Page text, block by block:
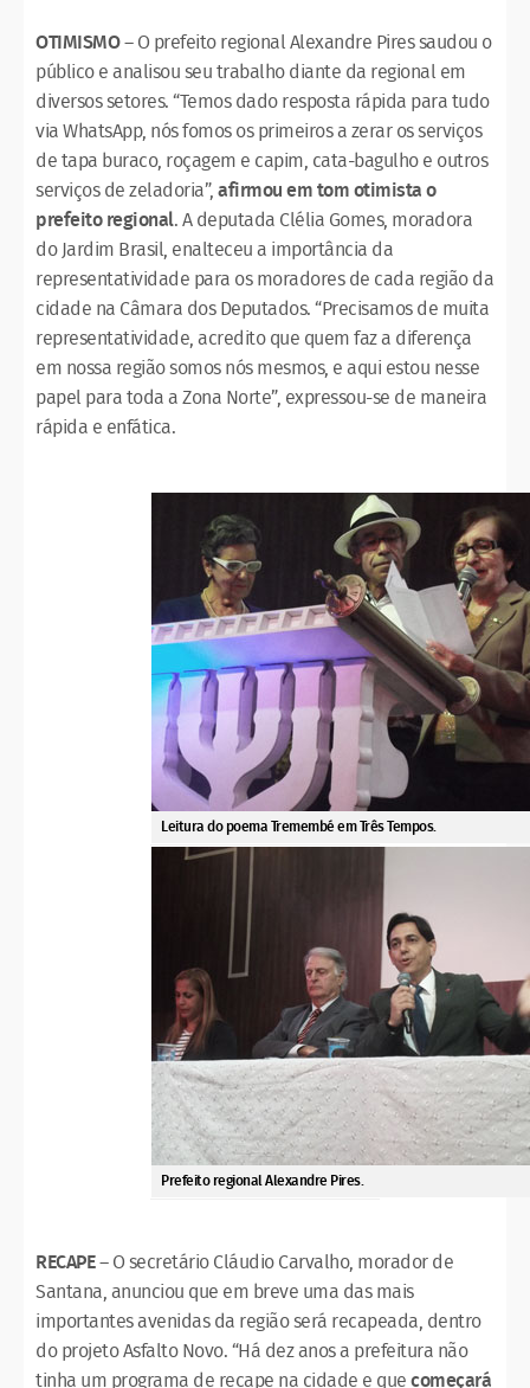
OTIMISMO– O prefeito regional Alexandre Pires saudou o
público e analisou seu trabalho diante da regional em
diversos setores. “Temos dado resposta rápida para tudo
via WhatsApp, nós fomos os primeiros a zerar os serviços
de tapa buraco, roçagem e capim, cata-bagulho e outros
serviços de zeladoria”,afirmou em tom otimista o
prefeito regional. A deputada Clélia Gomes, moradora
do Jardim Brasil, enalteceu a importância da
representatividade para os moradores de cada região da
cidade na Câmara dos Deputados. “Precisamos de muita
representatividade, acredito que quem faz a diferença
em nossa região somos nós mesmos, e aqui estou nesse
papel para toda a Zona Norte”, expressou-se de maneira
rápida e enfática.
Leitura do poema Tremembé em Três Tempos.
Prefeito regional Alexandre Pires.
RECAPE– O secretário Cláudio Carvalho, morador de
Santana, anunciou que em breve uma das mais
importantes avenidas da região será recapeada, dentro
do projeto Asfalto Novo. “Há dez anos a prefeitura não
tinha um programa de recape na cidade e quecomeçará